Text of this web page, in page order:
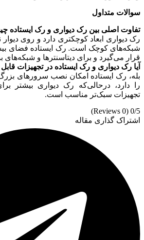
سوالات متداول
تفاوت اصلی بین رک دیواری و رک ایستاده
رک دیواری ابعاد کوچکتری دارد و روی
شبکه‌های کوچک است. رک ایستاده فضای
قرار می‌گیرد و برای دیتاسنترها و
آیا رک دیواری و رک ایستاده در تجهیزات
بله، رک ایستاده امکان نصب سرورهای
را دارد، درحالی‌که رک دیواری بیشتر
تجهیزات سبک‌تر مناسب است.
0/5
(0 Reviews)
اشتراک گذاری مقاله